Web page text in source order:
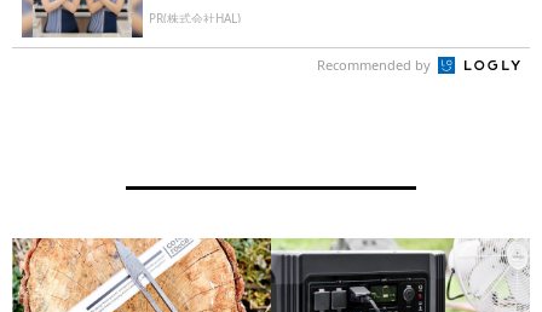
PR(株式会社HAL)
Recommended by